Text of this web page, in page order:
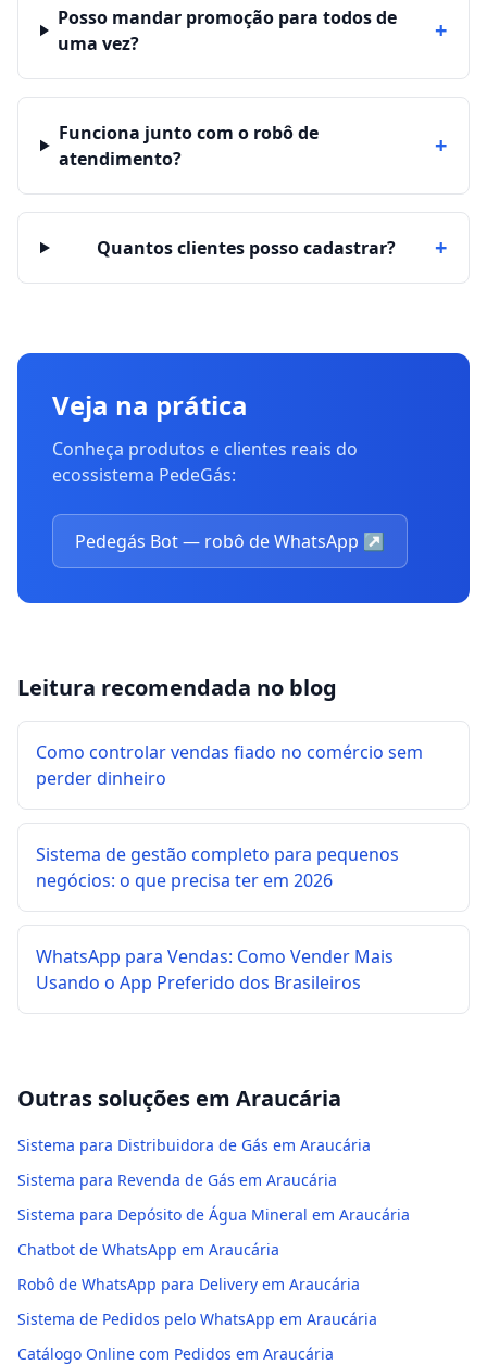
Posso mandar promoção para todos de
uma vez?
+
Funciona junto com o robô de
atendimento?
+
Quantos clientes posso cadastrar? +
Veja na prática
Conheça produtos e clientes reais do
ecossistema PedeGás:
Pedegás Bot — robô de WhatsApp ↗
Leitura recomendada no blog
Como controlar vendas fiado no comércio sem
perder dinheiro
Sistema de gestão completo para pequenos
negócios: o que precisa ter em 2026
WhatsApp para Vendas: Como Vender Mais
Usando o App Preferido dos Brasileiros
Outras soluções em Araucária
Sistema para Distribuidora de Gás em Araucária
Sistema para Revenda de Gás em Araucária
Sistema para Depósito de Água Mineral em Araucária
Chatbot de WhatsApp em Araucária
Robô de WhatsApp para Delivery em Araucária
Sistema de Pedidos pelo WhatsApp em Araucária
Catálogo Online com Pedidos em Araucária